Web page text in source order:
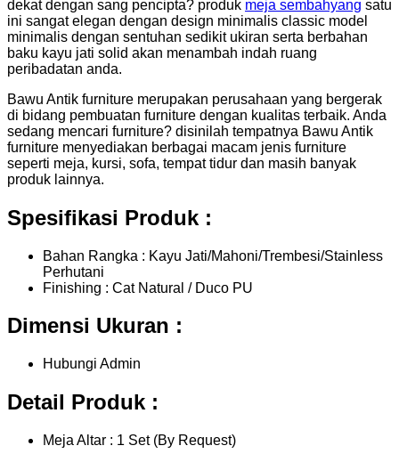
dekat dengan sang pencipta? produk meja sembahyang satu
ini sangat elegan dengan design minimalis classic model
minimalis dengan sentuhan sedikit ukiran serta berbahan
baku kayu jati solid akan menambah indah ruang
peribadatan anda.
Bawu Antik furniture merupakan perusahaan yang bergerak
di bidang pembuatan furniture dengan kualitas terbaik. Anda
sedang mencari furniture? disinilah tempatnya Bawu Antik
furniture menyediakan berbagai macam jenis furniture
seperti meja, kursi, sofa, tempat tidur dan masih banyak
produk lainnya.
Spesifikasi Produk :
Bahan Rangka : Kayu Jati/Mahoni/Trembesi/Stainless
Perhutani
Finishing : Cat Natural / Duco PU
Dimensi Ukuran :
Hubungi Admin
Detail Produk :
Meja Altar : 1 Set (By Request)